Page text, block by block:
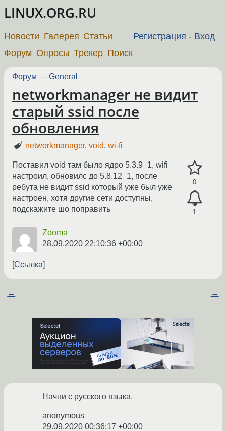
LINUX.ORG.RU
Регистрация - Вход
Новости Галерея Статьи
Форум Опросы Трекер Поиск
Форум — General
networkmanager не видит
старый ssid после
обновления
networkmanager,void,wi-fi
0
1
Поставил void там было ядро 5.3.9_1, wifi
настроил, обновилс до 5.8.12_1, после
ребута не видит ssid который уже был уже
настроен, хотя другие сети доступны,
подскажите шо поправить
Zooma
28.09.2020 22:10:36 +00:00
Ссылка
← →
Начни с русского языка.
anonymous
29.09.2020 00:36:17 +00:00